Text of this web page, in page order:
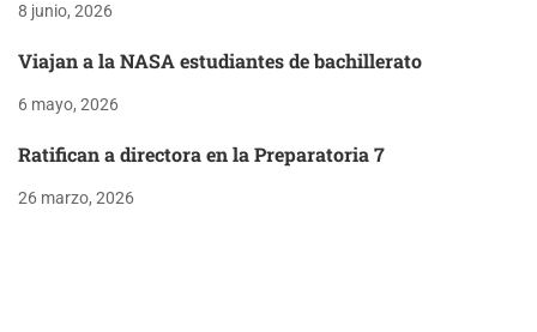
8 junio, 2026
Viajan a la NASA estudiantes de bachillerato
6 mayo, 2026
Ratifican a directora en la Preparatoria 7
26 marzo, 2026